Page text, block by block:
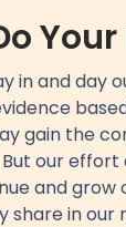
in and day
gain the
our
and
share in our